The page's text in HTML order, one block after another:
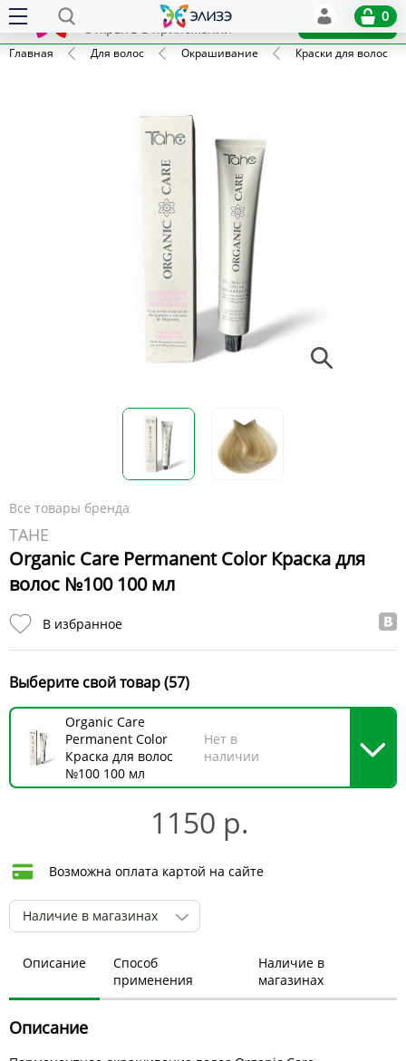
x
Открыть в приложении
Установить
0
Главная Для волос Окрашивание Краски для волос
Все товары бренда
TAHE
Organic Care Permanent Color Краска для
волос №100 100 мл
В избранное
Выберите свой товар (57)
Organic Care
Permanent Color
Краска для волос
№100 100 мл
Нет в
наличии
1150 р.
Возможна оплата картой на сайте
Наличие в магазинах
Описание
Способ
применения
Наличие в
магазинах
Описание